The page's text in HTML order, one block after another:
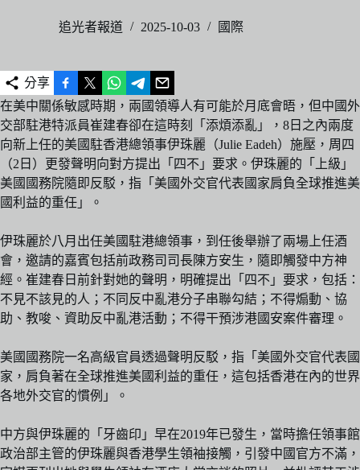
追光者報道 2025-10-03 國際
分享
在美中關係敏感時期，兩國領導人有可能於月底會晤，但中國外
交部駐港特派員崔建春卻在這時刻「添煩添亂」，8日之內兩度
向新上任的美國駐香港總領事伊珠麗（Julie Eadeh）施壓，周四
（2日）更發聲明向對方提出「四不」要求。伊珠麗的「上級」
美國國務院隨即反駁，指「美國外交官代表國家肩負全球推進美
國利益的重任」。
伊珠麗於八月出任美國駐港總領事，到任後舉辦了兩場上任酒
會，邀請的嘉賓包括前政務司司長陳方安生，隨即觸發中方神
經。崔建春日前針對她的聲明，明確提出「四不」要求，包括：
不見不該見的人；不同反中亂港分子串聯勾結；不得煽動、協
助、教唆、資助反中亂港活動；不得干預涉港國安案件審理。
美國國務院一名高級官員透過聲明反駁，指「美國外交官代表國
家，肩負著在全球推進美國利益的重任，這包括香港在內的世界
各地外交官的慣例」。
中方與伊珠麗的「牙齒印」早在2019年已發生，當時擔任領事館
政治部主管的伊珠麗與香港學生領袖接觸，引發中國官方不滿，